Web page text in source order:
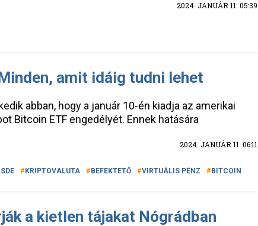
2024. JANUÁR 11. 05:39
amit idáig tudni lehet
abban, hogy a január 10-én kiadja az amerikai
Bitcoin ETF engedélyét. Ennek hatására
2024. JANUÁR 11. 06:11
KRIPTOVALUTA BEFEKTETŐ VIRTUÁLIS PÉNZ BITCOIN
a kietlen tájakat Nógrádban